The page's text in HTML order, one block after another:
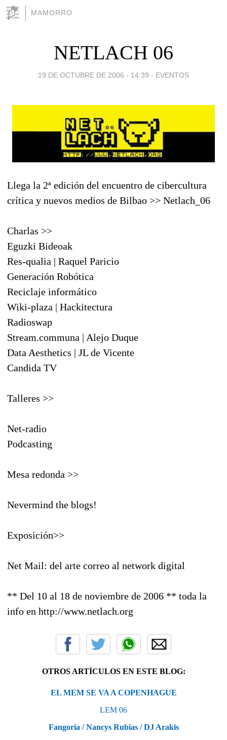
MAMORRO
NETLACH 06
19 DE OCTUBRE DE 2006 - 14:39 - EVENTOS
Llega la 2ª edición del encuentro de cibercultura
crítica y nuevos medios de Bilbao >> Netlach_06
Charlas >>
Eguzki Bideoak
Res-qualia | Raquel Paricio
Generación Robótica
Reciclaje informático
Wiki-plaza | Hackitectura
Radioswap
Stream.communa | Alejo Duque
Data Aesthetics | JL de Vicente
Candida TV
Talleres >>
Net-radio
Podcasting
Mesa redonda >>
Nevermind the blogs!
Exposición>>
Net Mail: del arte correo al network digital
** Del 10 al 18 de noviembre de 2006 ** toda la
info en http://www.netlach.org
OTROS ARTÍCULOS EN ESTE BLOG:
EL MEM SE VA A COPENHAGUE
LEM 06
Fangoria / Nancys Rubias / DJ Arakis